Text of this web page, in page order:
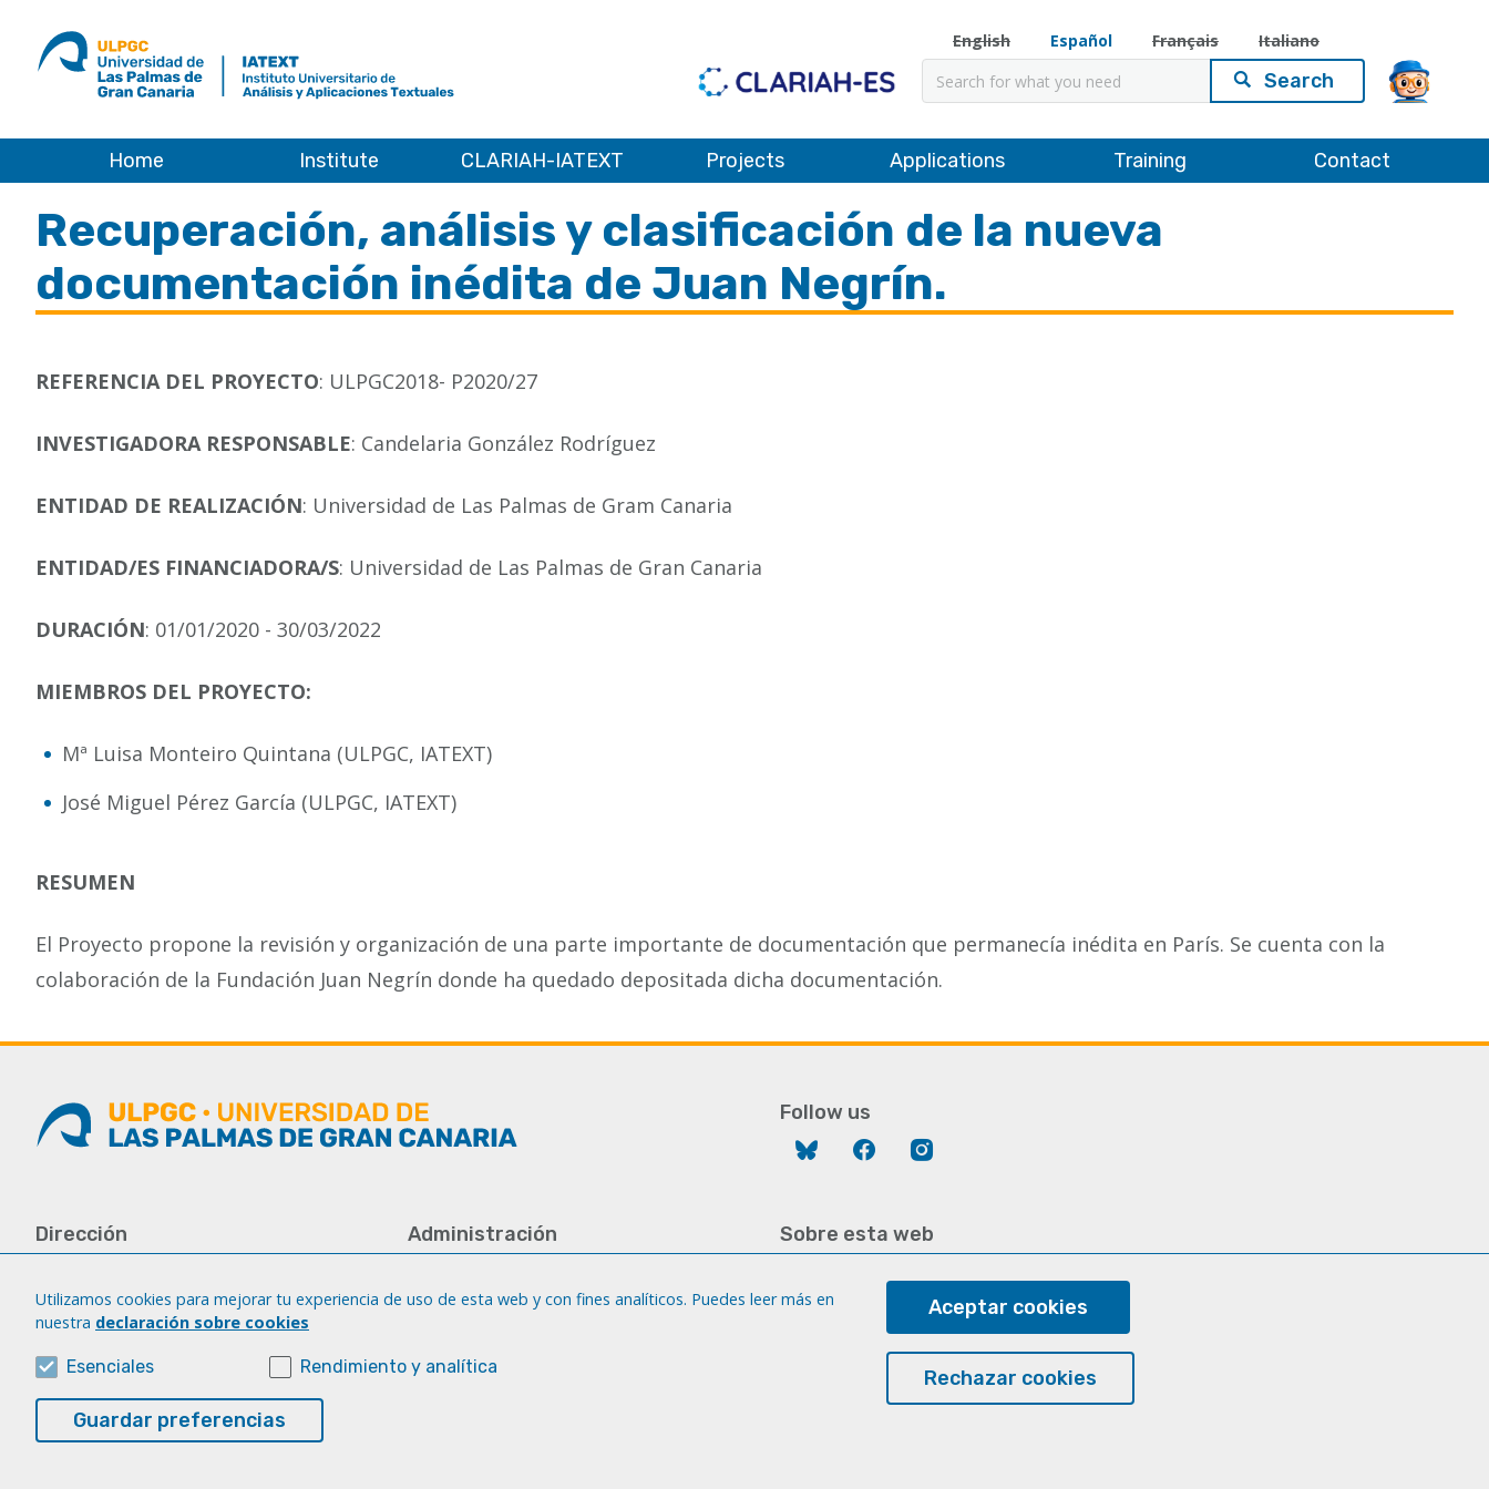
ULPGC
al
inicio
IATEXT
English Español Français
Italiano
Search
Home Institute CLARIAH-IATEXT Projects Applications Training Contact
Recuperación, análisis y clasificación de la nueva
documentación inédita de Juan Negrín.
REFERENCIA DEL PROYECTO: ULPGC2018- P2020/27
INVESTIGADORA RESPONSABLE: Candelaria González Rodríguez
ENTIDAD DE REALIZACIÓN: Universidad de Las Palmas de Gram Canaria
ENTIDAD/ES FINANCIADORA/S: Universidad de Las Palmas de Gran Canaria
DURACIÓN: 01/01/2020 - 30/03/2022
MIEMBROS DEL PROYECTO:
Mª Luisa Monteiro Quintana (ULPGC, IATEXT)
José Miguel Pérez García (ULPGC, IATEXT)
RESUMEN
El Proyecto propone la revisión y organización de una parte importante de documentación que permanecía inédita en París. Se cuenta con la
colaboración de la Fundación Juan Negrín donde ha quedado depositada dicha documentación.
Follow us
Bluesky Facebook
Dirección
Canaria
Campus del Obelisco
Aulario del Obelisco, módulo A
Plaza de la Constitución, s/n
35003 Las Palmas de Gran Canaria.
Administración
Fax: +34 928 451 701
Sobre esta web
Cookies
Utilizamos cookies para mejorar tu experiencia de uso de esta web y con fines analíticos. Puedes leer más en
nuestra declaración sobre cookies
Esenciales Rendimiento y analítica
Guardar preferencias
Aceptar cookies
Rechazar cookies